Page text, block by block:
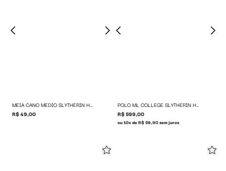
MEIA CANO MEDIO SLYTHERIN HP X BAW
R$ 49,00
POLO ML COLLEGE SLYTHERIN HP X BAW
R$ 599,00
ou 10x de R$ 59,90 sem juros